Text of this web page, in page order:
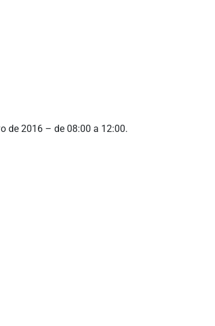
de 2016 – de 08:00 a 12:00.